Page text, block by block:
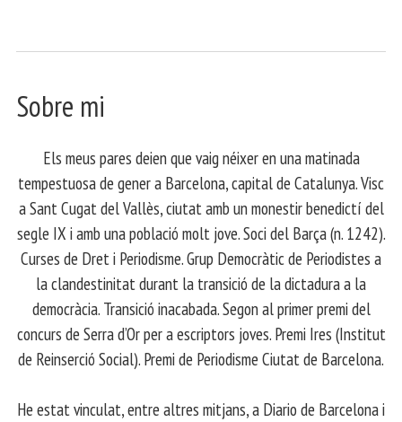
Sobre mi
Els meus pares deien que vaig néixer en una matinada
tempestuosa de gener a Barcelona, capital de Catalunya. Visc
a Sant Cugat del Vallès, ciutat amb un monestir benedictí del
segle IX i amb una població molt jove. Soci del Barça (n. 1242).
Curses de Dret i Periodisme. Grup Democràtic de Periodistes a
la clandestinitat durant la transició de la dictadura a la
democràcia. Transició inacabada. Segon al primer premi del
concurs de Serra d’Or per a escriptors joves. Premi Ires (Institut
de Reinserció Social). Premi de Periodisme Ciutat de Barcelona.
​ He estat vinculat, entre altres mitjans, a Diario de Barcelona i